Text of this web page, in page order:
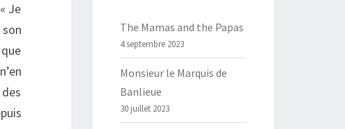
Je
The Mamas and the Papas
4 septembre 2023
Monsieur le Marquis de
Banlieue
30 juillet 2023